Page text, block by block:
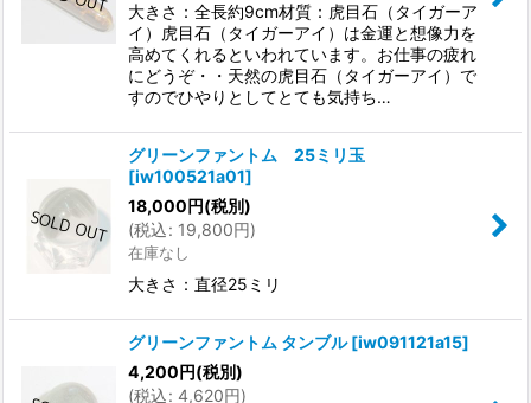
大きさ：全長約9cm材質：虎目石（タイガーア
イ）虎目石（タイガーアイ）は金運と想像力を
高めてくれるといわれています。お仕事の疲れ
にどうぞ・・天然の虎目石（タイガーアイ）で
すのでひやりとしてとても気持ち…
グリーンファントム 25ミリ玉
[iw100521a01]
18,000円(税別)
(税込: 19,800円)
在庫なし
大きさ：直径25ミリ
グリーンファントム タンブル [iw091121a15]
4,200円(税別)
(税込: 4,620円)